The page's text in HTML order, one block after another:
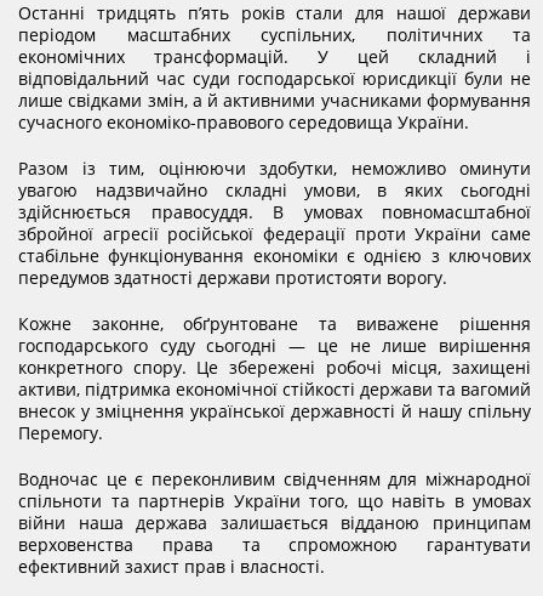
PUBLIC OPINION POLLS
THE EVALUATION SYSTEM
CONFLICT OF INTEREST
НОРМАТИВИ НАВАНТАЖЕННЯ
GALLERY
Останні тридцять п’ять років стали для нашої держави
періодом масштабних суспільних, політичних та
економічних трансформацій. У цей складний і
відповідальний час суди господарської юрисдикції були не
лише свідками змін, а й активними учасниками формування
сучасного економіко-правового середовища України.
Разом із тим, оцінюючи здобутки, неможливо оминути
увагою надзвичайно складні умови, в яких сьогодні
здійснюється правосуддя. В умовах повномасштабної
збройної агресії російської федерації проти України саме
стабільне функціонування економіки є однією з ключових
передумов здатності держави протистояти ворогу.
Кожне законне, обґрунтоване та виважене рішення
господарського суду сьогодні — це не лише вирішення
конкретного спору. Це збережені робочі місця, захищені
активи, підтримка економічної стійкості держави та вагомий
внесок у зміцнення української державності й нашу спільну
Перемогу.
Водночас це є переконливим свідченням для міжнародної
спільноти та партнерів України того, що навіть в умовах
війни наша держава залишається відданою принципам
верховенства права та спроможною гарантувати
ефективний захист прав і власності.